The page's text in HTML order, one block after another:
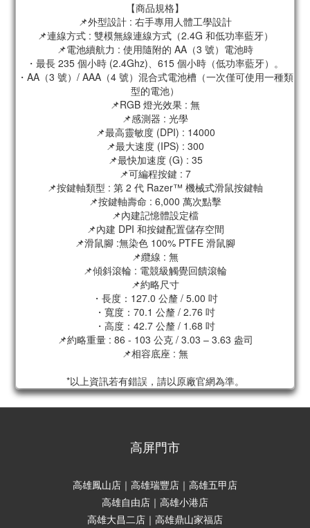
【商品規格】
📌外型設計 : 右手專用人體工學設計
📌連線方式 : 雙模無線連線方式（2.4G 和低功率藍牙）
📌電池續航力 : 使用隨附的 AA（3 號）電池時
・最長 235 個小時 (2.4Ghz)、615 個小時（低功率藍牙）。
・AA（3 號）/ AAA（4 號）混合式電池槽（一次僅可使用一種類
型的電池）
📌RGB 燈光效果 : 無
📌感測器 : 光學
📌最高靈敏度 (DPI) : 14000
📌最大速度 (IPS) : 300
📌最快加速度 (G) : 35
📌可編程按鍵 : 7
📌按鍵軸類型 : 第 2 代 Razer™ 機械式滑鼠按鍵軸
📌按鍵軸壽命 : 6,000 萬次點擊
📌內建記憶體設定檔
📌內建 DPI 和按鍵配置儲存空間
📌滑鼠腳 :無染色 100% PTFE 滑鼠腳
📌纜線 : 無
📌傾斜滾輪 : 電競級觸覺回饋滾輪
📌約略尺寸
・長度：127.0 公釐 / 5.00 吋
・寬度：70.1 公釐 / 2.76 吋
・高度：42.7 公釐 / 1.68 吋
📌約略重量 : 86 - 103 公克 / 3.03 – 3.63 盎司
📌相容底座 : 無
*以上資訊若有錯誤，請以原廠官網為準。
高屏門市
高雄鳳山店｜高雄瑞豐店｜高雄五甲店
高雄自由店｜高雄小港店
高雄大昌二店｜高雄鼎山家福店